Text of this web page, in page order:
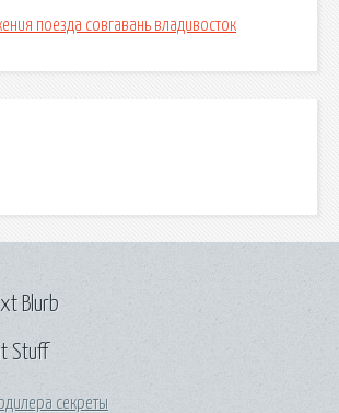
поезда совгавань владивосток
Stuff
секреты
Blurb